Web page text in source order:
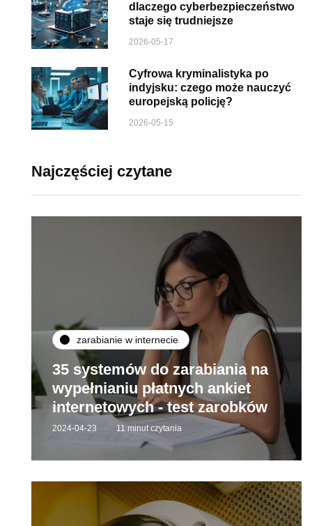
dlaczego cyberbezpieczeństwo
staje się trudniejsze
2026-05-17
Cyfrowa kryminalistyka po
indyjsku: czego może nauczyć
europejską policję?
2026-05-15
Najczęściej czytane
zarabianie w internecie
35 systemów do zarabiania na
wypełnianiu płatnych ankiet
internetowych - test zarobków
2024-04-23 11 minut czytania